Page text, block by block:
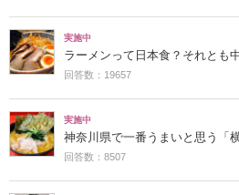
実施中
ラーメンって日本食？それとも
回答数：19657
実施中
神奈川県で一番うまいと思う「
回答数：8507